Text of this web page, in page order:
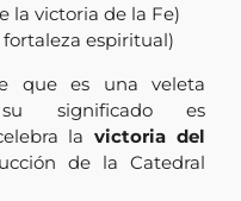
la victoria de la Fe)
espiritual)
que es una veleta
significado es
lavictoria del
de la Catedral